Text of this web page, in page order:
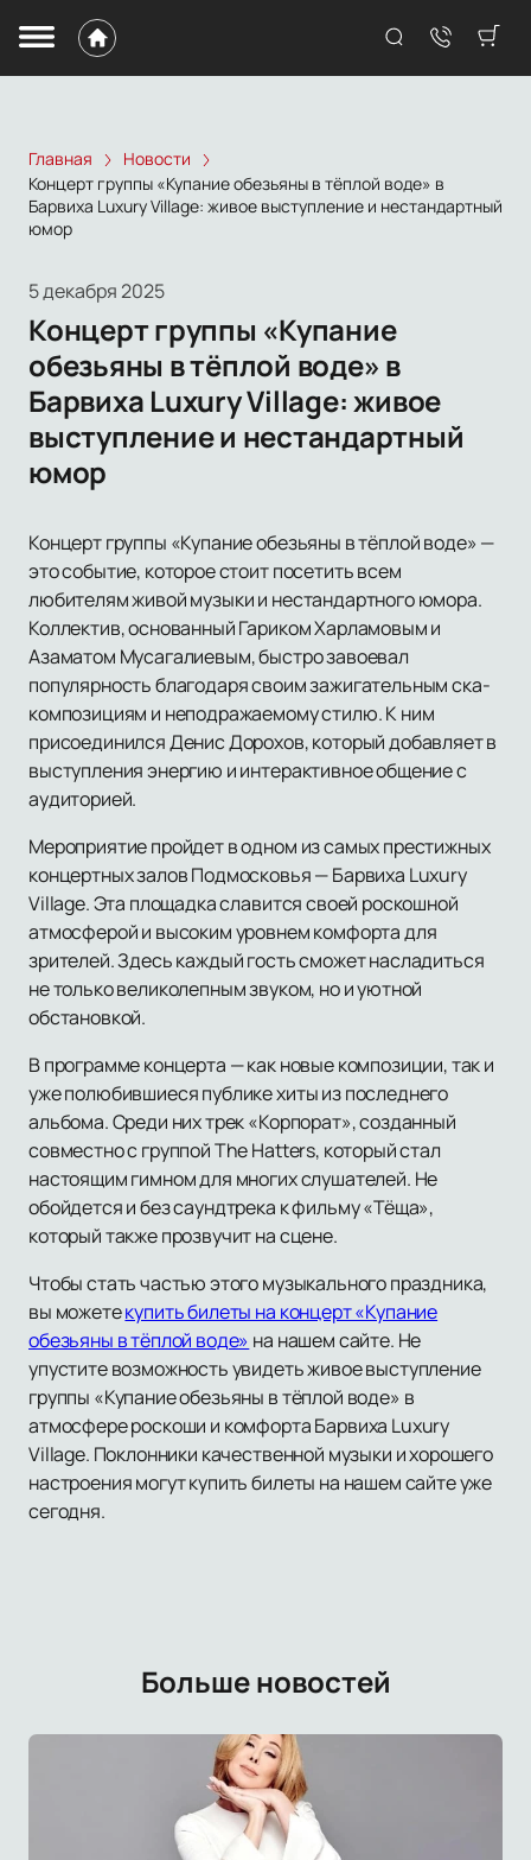
Главная
Новости
Концерт группы «Купание обезьяны в тёплой воде» в
Барвиха Luxury Village: живое выступление и нестандартный
юмор
5 декабря 2025
Концерт группы «Купание
обезьяны в тёплой воде» в
Барвиха Luxury Village: живое
выступление и нестандартный
юмор
Концерт группы «Купание обезьяны в тёплой воде» —
это событие, которое стоит посетить всем
любителям живой музыки и нестандартного юмора.
Коллектив, основанный Гариком Харламовым и
Азаматом Мусагалиевым, быстро завоевал
популярность благодаря своим зажигательным ска-
композициям и неподражаемому стилю. К ним
присоединился Денис Дорохов, который добавляет в
выступления энергию и интерактивное общение с
аудиторией.
Мероприятие пройдет в одном из самых престижных
концертных залов Подмосковья — Барвиха Luxury
Village. Эта площадка славится своей роскошной
атмосферой и высоким уровнем комфорта для
зрителей. Здесь каждый гость сможет насладиться
не только великолепным звуком, но и уютной
обстановкой.
В программе концерта — как новые композиции, так и
уже полюбившиеся публике хиты из последнего
альбома. Среди них трек «Корпорат», созданный
совместно с группой The Hatters, который стал
настоящим гимном для многих слушателей. Не
обойдется и без саундтрека к фильму «Тёща»,
который также прозвучит на сцене.
Чтобы стать частью этого музыкального праздника,
вы можетекупить билеты на концерт «Купание
обезьяны в тёплой воде» на нашем сайте. Не
упустите возможность увидеть живое выступление
группы «Купание обезьяны в тёплой воде» в
атмосфере роскоши и комфорта Барвиха Luxury
Village. Поклонники качественной музыки и хорошего
настроения могут купить билеты на нашем сайте уже
сегодня.
Больше новостей